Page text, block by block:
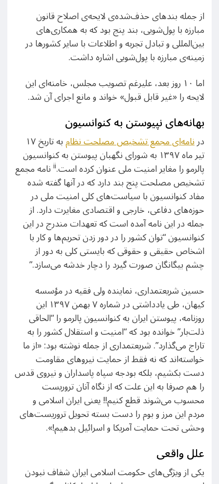
از جمله بندهای حذف‌شده‌ی لایحه‌ی اصلاح قانون
مبارزه با پول‌شویی، بند پنج بود که به همکاری‌های
بین‌المللی و تبادل تجربه و اطلاعات با سایر کشورها در
زمینه‌ی مبارزه با پول‌شویی اشاره داشت.
اما ۱۰ روز بعد، علیرغم تصویب مجلس، خامنه‌ای این
لایحه را «غیر قابل قبول» خواند و مانع اجرای آن شد.
بهانه‌های نپیوستن به کنوانسیون
درنامه‌ای مجمع تشخیص مصلحت نظام به تاریخ ۱۷
تیر ماه ۱۳۹۷ به شورای نگهبان پیوستن به کنوانسیون
پالرمو را مغایر امنیت ملی عنوان کرده است.ii نامه مجمع
تشخیص مصلحت پنج بند دارد که در آنها گفته شده
مفاد کنوانسیون با سیاست‌های کلی امنیت ملی در
حوزه‌های دفاعی، خارجی و اقتصادی مغایرت دارد. از
جمله در این نامه آمده است که تعهدات مندرج در این
کنوانسیون “توان کشور را در دور زدن تحریم‌ها و کار با
اشخاص حقیقی و حقوقی که بایستی کلی به دور از
چشم بیگانگان صورت گیرد را دچار خدشه می‌سازد.”
حسین شریعتمداری، نماینده ولی فقیه در مؤسسه
کیهان، طی یادداشتی در شماره ۷ بهمن ۱۳۹۷ این
روزنامه، پیوستن ایران به کنوانسیون پالرمو را “الحاقی
ذلت‌بار” خوانده بود که “امنیت و استقلال کشور را به
تاراج می‌گذارد”. شریعتمداری از جمله نوشته بود: «از ما
خواسته‌اند که نه فقط از حمایت نیروهای مقاومت
دست بکشیم، بلکه بودجه سپاه پاسداران و نیروی قدس
را هم صرفا به این علت که از نگاه آنان تروریست
محسوب می‌شوند قطع کنیم!! یعنی ایران اسلامی و
مردم این مرز و بوم را دست بسته تحویل تروریست‌های
وحشی تحت حمایت آمریکا و اسرائیل بدهیم!».
علل واقعی
یکی از ویژگی‌های حکومت اسلامی ایران شفاف نبودن